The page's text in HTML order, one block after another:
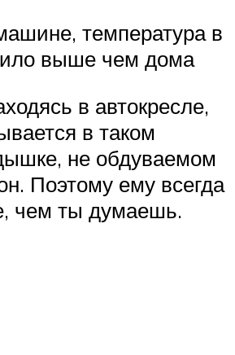
температура в
выше чем дома
в автокресле,
в таком
не обдуваемом
Поэтому ему всегда
чем ты думаешь.